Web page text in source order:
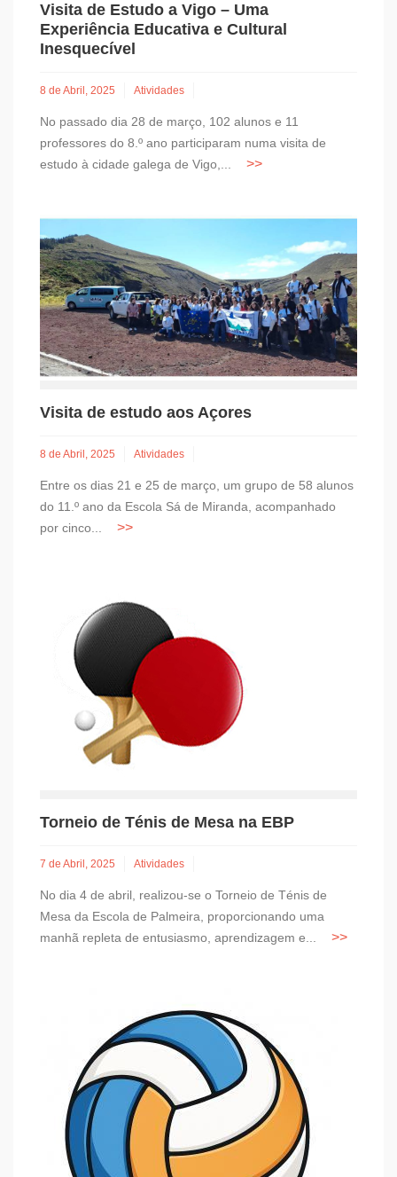
Visita de Estudo a Vigo – Uma
Experiência Educativa e Cultural
Inesquecível
8 de Abril, 2025 Atividades
No passado dia 28 de março, 102 alunos e 11
professores do 8.º ano participaram numa visita de
estudo à cidade galega de Vigo,...
Visita de estudo aos Açores
8 de Abril, 2025 Atividades
Entre os dias 21 e 25 de março, um grupo de 58 alunos
do 11.º ano da Escola Sá de Miranda, acompanhado
por cinco...
Torneio de Ténis de Mesa na EBP
7 de Abril, 2025 Atividades
No dia 4 de abril, realizou-se o Torneio de Ténis de
Mesa da Escola de Palmeira, proporcionando uma
manhã repleta de entusiasmo, aprendizagem e...